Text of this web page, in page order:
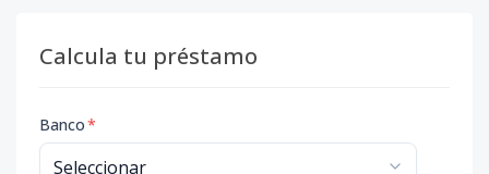
Calcula tu préstamo
Banco*